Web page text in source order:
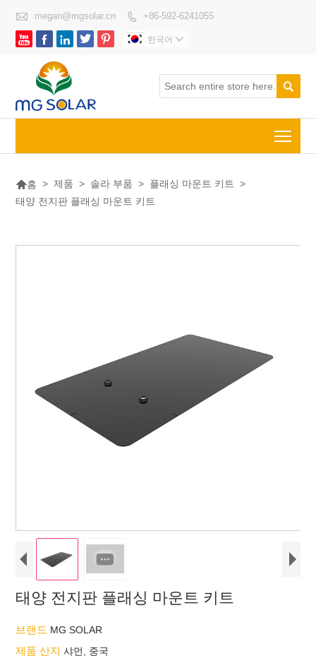
 megan@mgsolar.cn  +86-592-6241055
     한국어 

홈 > 제품 > 솔라 부품 > 플래싱 마운트 키트
>
태양 전지판 플래싱 마운트 키트
태양 전지판 플래싱 마운트 키트
브랜드 MG SOLAR
제품 산지샤먼, 중국